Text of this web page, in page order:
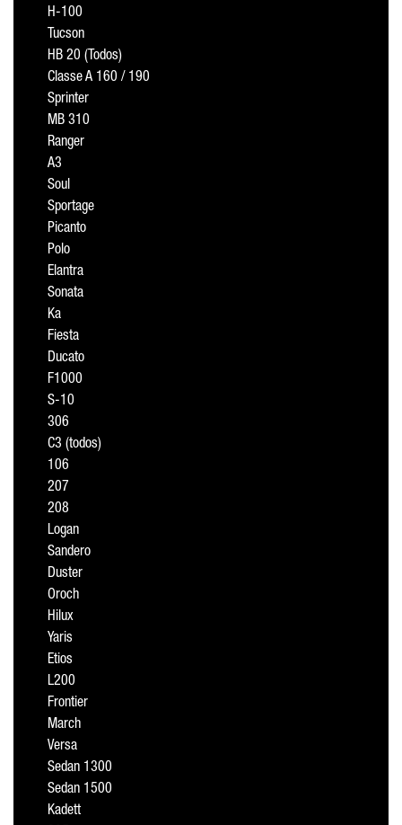
H-100
Tucson
HB 20 (Todos)
Classe A 160 / 190
Sprinter
MB 310
Ranger
A3
Soul
Sportage
Picanto
Polo
Elantra
Sonata
Ka
Fiesta
Ducato
F1000
S-10
306
C3 (todos)
106
207
208
Logan
Sandero
Duster
Oroch
Hilux
Yaris
Etios
L200
Frontier
March
Versa
Sedan 1300
Sedan 1500
Kadett